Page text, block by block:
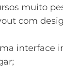
muito
com
interface